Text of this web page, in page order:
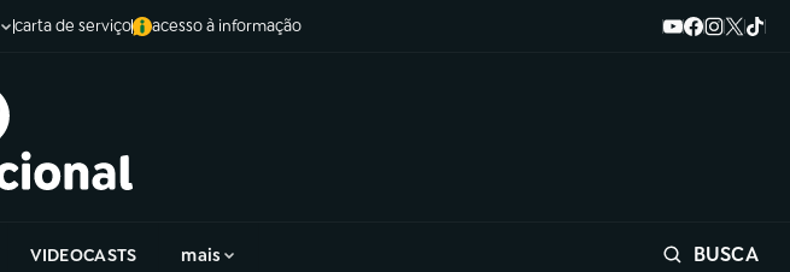
carta de serviço acesso à informação
VIDEOCASTS mais BUSCA